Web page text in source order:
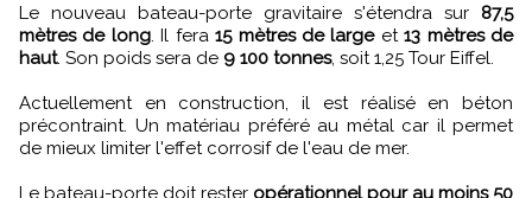
Le nouveau bateau-porte gravitaire s'étendra sur 87,5
mètres de long. Il fera15 mètres de largeet13 mètres de
haut. Son poids sera de 9 100 tonnes, soit 1,25 Tour Eiffel.
Actuellement en construction, il est réalisé en béton
précontraint. Un matériau préféré au métal car il permet
de mieux limiter l'effet corrosif de l'eau de mer.
Le bateau-porte doit rester opérationnel pour au moins 50